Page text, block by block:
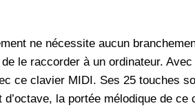
ne nécessite aucun
le raccorder à un ordinateur.
ce clavier MIDI. Ses 25 touches
d’octave, la portée mélodique de